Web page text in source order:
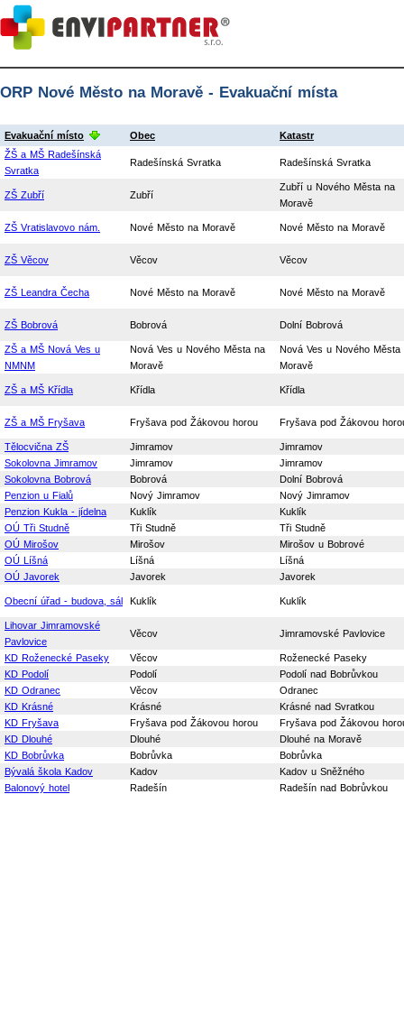
ORP Nové Město na Moravě - Evakuační místa
Evakuační místo Obec
Katastr
ŽŠ a MŠ Radešínská
Svratka
Radešínská Svratka Radešínská Svratka
ZŠ Zubří Zubří
Zubří u Nového Města na
Moravě
ZŠ Vratislavovo nám. Nové Město na Moravě Nové Město na Moravě
ZŠ Věcov Věcov Věcov
ZŠ Leandra Čecha Nové Město na Moravě Nové Město na Moravě
ZŠ Bobrová Bobrová Dolní Bobrová
ZŠ a MŠ Nová Ves u
NMNM
Nová Ves u Nového Města na
Moravě
Nová Ves u Nového Města
Moravě
ZŠ a MŠ Křídla Křídla Křídla
ZŠ a MŠ Fryšava Fryšava pod Žákovou horou Fryšava pod Žákovou
Tělocvična ZŠ Jimramov
Jimramov
Sokolovna Jimramov
Jimramov
Jimramov
Sokolovna Bobrová
Bobrová
Dolní Bobrová
Penzion u Fialů
Nový Jimramov
Nový Jimramov
Penzion Kukla - jídelna
Kuklík
Kuklík
OÚ Tři Studně
Tři Studně
Tři Studně
OÚ Mirošov
Mirošov
Mirošov u Bobrové
OÚ Líšná
Líšná
Líšná
OÚ Javorek
Javorek Javorek
Obecní úřad - budova, sál Kuklík Kuklík
Lihovar Jimramovské
Pavlovice
Věcov Jimramovské Pavlovice
KD Roženecké Paseky Věcov
Roženecké Paseky
KD Podolí
Podolí
Podolí nad Bobrůvkou
KD Odranec
Věcov
Odranec
KD Krásné
Krásné
Krásné nad Svratkou
KD Fryšava
Fryšava pod Žákovou horou
Fryšava pod Žákovou
KD Dlouhé
Dlouhé
Dlouhé na Moravě
KD Bobrůvka
Bobrůvka
Bobrůvka
Bývalá škola Kadov
Kadov
Kadov u Sněžného
Balonový hotel
Radešín Radešín nad Bobrůvkou